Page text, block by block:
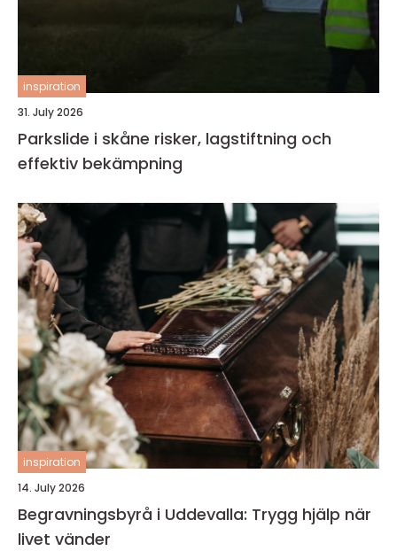
inspiration
31. July 2026
Parkslide i skåne risker, lagstiftning och
effektiv bekämpning
inspiration
14. July 2026
Begravningsbyrå i Uddevalla: Trygg hjälp när
livet vänder